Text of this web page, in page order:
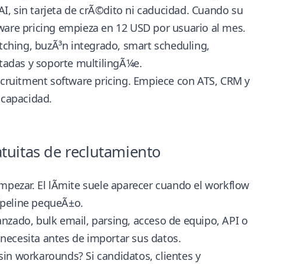
sin tarjeta de crÃ©dito ni caducidad. Cuando su
pricing empieza en 12 USD por usuario al mes.
buzÃ³n integrado, smart scheduling,
y soporte multilingÃ¼e.
software pricing. Empiece con ATS, CRM y
de reclutamiento
El lÃ­mite suele aparecer cuando el workflow
pequeÃ±o.
bulk email, parsing, acceso de equipo, API o
antes de importar sus datos.
workarounds? Si candidatos, clientes y